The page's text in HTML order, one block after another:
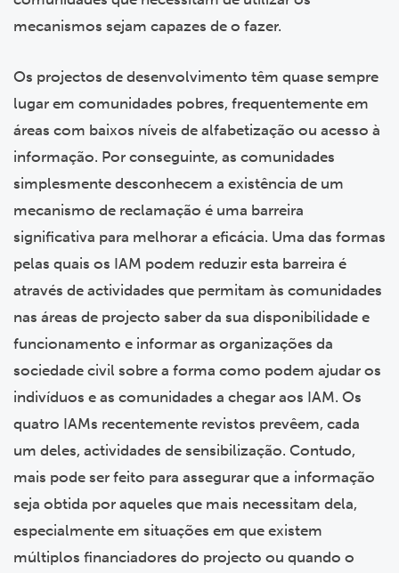
mecanismos sejam capazes de o fazer.
Os projectos de desenvolvimento têm quase sempre
lugar em comunidades pobres, frequentemente em
áreas com baixos níveis de alfabetização ou acesso à
informação. Por conseguinte, as comunidades
simplesmente desconhecem a existência de um
mecanismo de reclamação é uma barreira
significativa para melhorar a eficácia. Uma das formas
pelas quais os IAM podem reduzir esta barreira é
através de actividades que permitam às comunidades
nas áreas de projecto saber da sua disponibilidade e
funcionamento e informar as organizações da
sociedade civil sobre a forma como podem ajudar os
indivíduos e as comunidades a chegar aos IAM. Os
quatro IAMs recentemente revistos prevêem, cada
um deles, actividades de sensibilização. Contudo,
mais pode ser feito para assegurar que a informação
seja obtida por aqueles que mais necessitam dela,
especialmente em situações em que existem
múltiplos financiadores do projecto ou quando o